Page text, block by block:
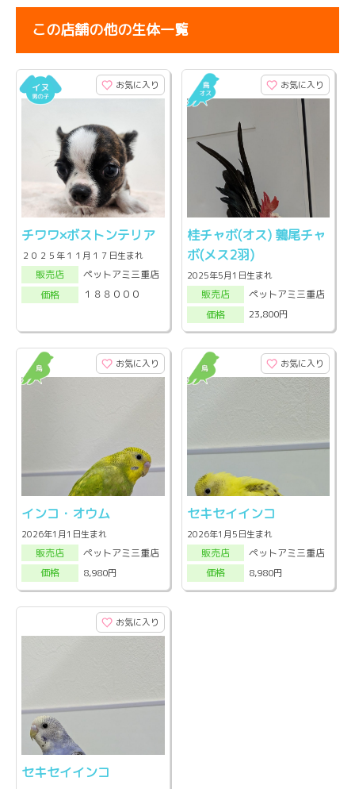
この店舗の他の生体一覧
お気に入り
チワワ×ボストンテリア
２０２５年１１月１７日生まれ
販売店
ペットアミ三重店
価格
１８８０００
お気に入り
桂チャボ(オス) 鶉尾チャ
ボ(メス2羽)
2025年5月1日生まれ
販売店
ペットアミ三重店
価格
23,800円
お気に入り
インコ・オウム
2026年1月1日生まれ
販売店
ペットアミ三重店
価格
8,980円
お気に入り
セキセイインコ
2026年1月5日生まれ
販売店
ペットアミ三重店
価格
8,980円
お気に入り
セキセイインコ